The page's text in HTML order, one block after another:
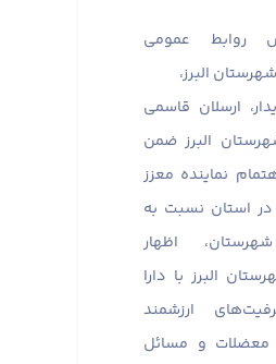
روابط عمومی
البرز،
ارسلان قاسمی
البرز ضمن
نماینده معزز
استان نسبت به
اظهار
البرز با دارا
ارزشمند
معضلات و مسائل